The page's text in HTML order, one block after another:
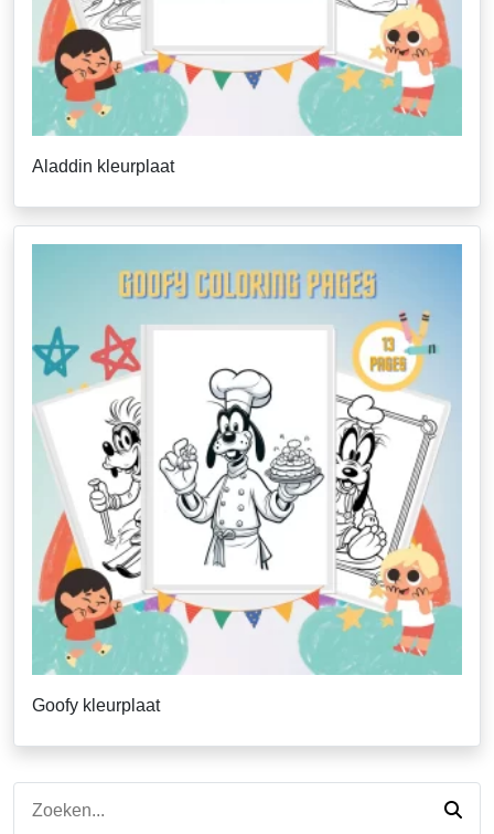
Aladdin kleurplaat
Goofy kleurplaat